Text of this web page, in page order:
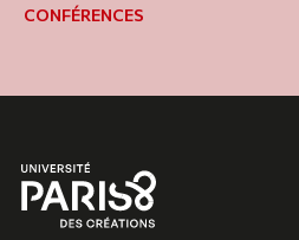
CONFÉRENCES